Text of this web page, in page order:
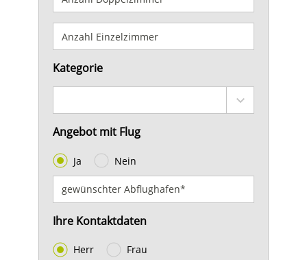
Kategorie
Angebot mit Flug
Ja Nein
Ihre Kontaktdaten
Herr Frau